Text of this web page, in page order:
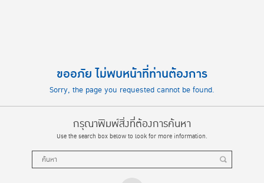
ขออภัย ไม่พบหน้าที่ท่านต้องการ
Sorry, the page you requested cannot be found.
กรุณาพิมพ์สิ่งที่ต้องการค้นหา
Use the search box below to look for more information.